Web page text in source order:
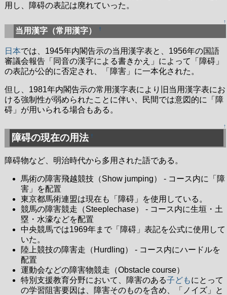
用し、障碍の表記は廃れていった。
↑
当用漢字（常用漢字） †
日本では、1945年内閣告示の当用漢字表と、1956年の国語
審議会報告「同音の漢字による書きかえ」によって「障碍」
の表記が公的に否定され、「障害」に一本化された。
但し、1981年内閣告示の常用漢字表により旧当用漢字表にお
ける強制性が弱められたことに伴い、民間では意図的に「障
碍」が用いられる場合もある。
↑
障碍の現在の用法 †
障碍物など、明治時代から多用された語である。
馬術の障害飛越競技（Show jumping） - コース内に「障
害」を配置
東京都馬術連盟は現在も「障碍」を使用している。
競馬の障害競走（Steeplechase） - コース内に生垣・土
塁・水濠などを配置
中央競馬では1969年まで「障碍」表記を公式に使用して
いた。
陸上競技の障害走（Hurdling） - コース内にハードルを
配置
運動会などの障害物競走（Obstacle course）
特別支援教育分野において、障害のある子どもにとって
の学習阻害要因は、障害そのものを含め、「ノイズ」と